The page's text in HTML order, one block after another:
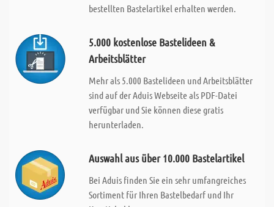
bestellten Bastelartikel erhalten werden.
5.000 kostenlose Bastelideen &
Arbeitsblätter
Mehr als 5.000 Bastelideen und Arbeitsblätter
sind auf der Aduis Webseite als PDF-Datei
verfügbar und Sie können diese gratis
herunterladen.
Auswahl aus über 10.000 Bastelartikel
Bei Aduis finden Sie ein sehr umfangreiches
Sortiment für Ihren Bastelbedarf und Ihr